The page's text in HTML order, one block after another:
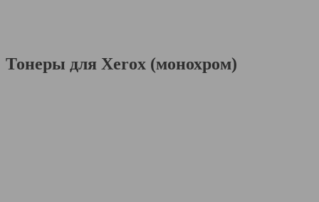
Тонеры для Xerox (монохром)